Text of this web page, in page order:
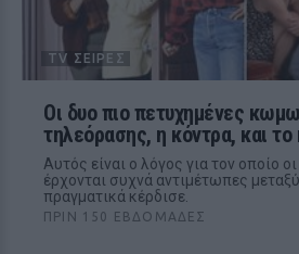
TV ΣΕΙΡΈΣ
Oι δυο πιο πετυχημένες
τηλεόρασης, η κόντρα, και το
Αυτός είναι ο λόγος για τον οποίο
έρχονται συχνά αντιμέτωπες
πραγματικά κέρδισε.
ΠΡΙΝ 150 ΕΒΔΟΜΆΔΕΣ